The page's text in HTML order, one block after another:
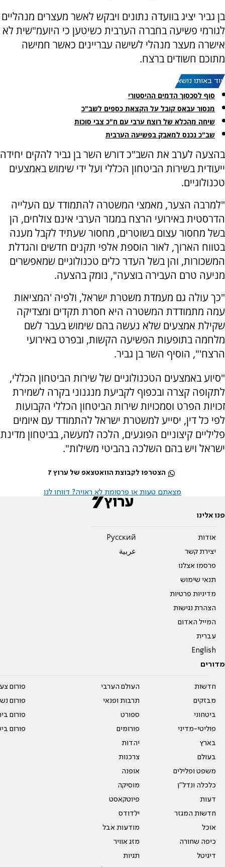
בן גביר יציג בוועדה נתונים ויבקש לאשר מעצרים מנהליים
לגורמי פשיעה בחברה הערבית כשיטען כי היועמ"שית לא
אישרה מעצר מנהלי לשישה עבריינים כאשר חמישה
מתוכם חשודים ברצח.
עוד באותו נושא:
סוף לסכסוך הדמים ההיסטורי
מנסור עבאס קובל על הקצאת כספים לשב"כ
שיחה מהכלא של רוצח ערבי עם ח"כ צבי סוכות
שב"כ נכנס למאבק בפשיעה הערבית
בהצעה לערב את השב"כ דורש השר בן גביר להקים יחידה
ייעודית בשירות הביטחון הכללי ועל ידי שימוש באמצעים
טכנולוגיים.
"למרבה הצער, מאמצי המשטרה להתמודד עם העלייה
הדרסטית באירועי הרצח במגזר הערבי אינם צולחים, הן
בשל מחסור עצום בשוטרים, מחסור שעתיד לקבל מענה
בטווח הארוך, לאור הוספת אלפי תקנים חדשים והגדלת
המשכורות, והן בשל העדר כלים טכנולוגיים שמאפשרים
מניעה טרם העבירה בוצעה", נומק בהצעה.
"כך עולה גם מעמדת משטרת ישראל, ולפיה 'המציאות
עמה מתמודדת המשטרה היא חסרת תקדים ומצדיקה
שקילת אמצעים שלא נעשה בהם שימוש בעבר לשם
מלחמה בתופעות הפשיעה הקשות, ובפרט באירועי
הרצח'", הוסיף השר בן גביר.
"סיוע באמצעים הטכנולוגיים של שירות הביטחון הכללי,
לתקופה קצרה ובכפוף לקביעת מנגנוני בקרה לשמירת
זכויות הפרט וסמכויות שירות הביטחון הכללי הקבועות
לפי כל דין, יסייע למשטרת ישראל להתמודד עם איומים
פליליים קיצוניים הפוגעים, הלכה למעשה, בביטחון מדינת
ישראל ויש בהם השלכה בהביטי משילות".
הצטרפו לקבוצת הוואטצאפ של ערוץ 7
מצאתם טעות או פרסומת לא ראויה? דווחו לנו
פנו אלינו
אודות
יצירת קשר
פרסמו אצלנו
תנאי שימוש
מדיניות פרטיות
הצהרת נגישות
המייל האדום
עברית
English
Pусский
عربية
מדורים
חדשות
מבזקים
ביטחוני
פוליטי-מדיני
בארץ
בעולם
משפט ופלילים
כלכלה ונדל"ן
דעות
חדשות המגזר
אוכל
כיפה שחורה
דיגיטל
העולם הערבי
תרבות ופנאי
ספורט
פורומים
יהדות
צרכנות
אופנה
מוסיקה
פיוטקאסט
ילדודס
מודעות אבל
מזג אוויר
תגיות
פורום
פורום
פורום
פורום